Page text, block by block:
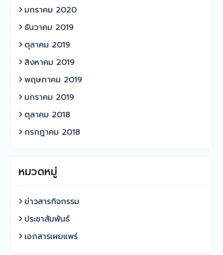
มกราคม 2020
ธันวาคม 2019
ตุลาคม 2019
สิงหาคม 2019
พฤษภาคม 2019
มกราคม 2019
ตุลาคม 2018
กรกฎาคม 2018
หมวดหมู่
ข่าวสารกิจกรรม
ประชาสัมพันธ์
เอกสารเผยแพร่